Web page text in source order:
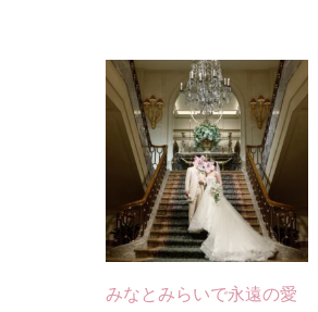
みなとみらいで永遠の愛